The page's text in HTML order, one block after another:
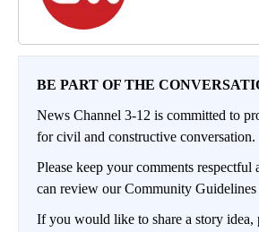
BE PART OF THE
News Channel 3-12 is committed to
for civil and constructive conversation.
Please keep your comments respectful
can review our Community
If you would like to share a story idea,